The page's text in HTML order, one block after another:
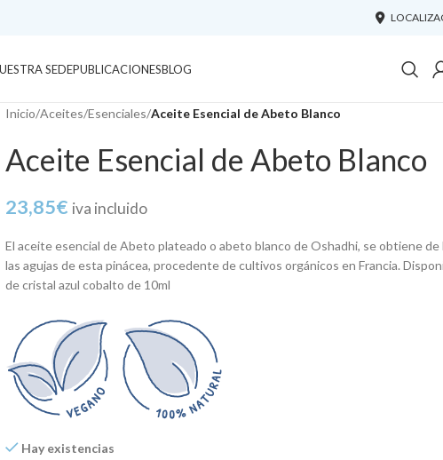
SEDEPUBLICACIONESBLOG
Inicio/Aceites/Esenciales/Aceite Esencial de Abeto Blanco
Aceite Esencial de Abeto Blanco
23,85€ iva incluido
El aceite esencial de Abeto plateado o abeto blanco de Oshadhi, se obtiene
las agujas de esta pinácea, procedente de cultivos orgánicos en Francia.
de cristal azul cobalto de 10ml
Hay existencias